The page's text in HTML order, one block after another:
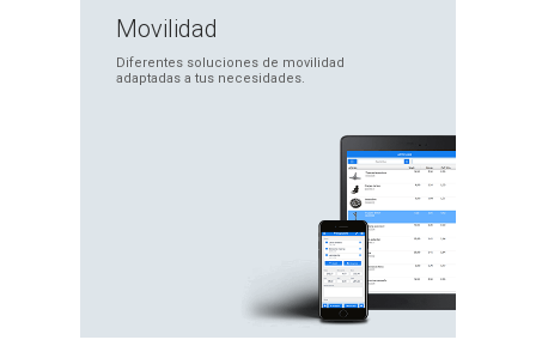
Movilidad
Diferentes soluciones de movilidad
adaptadas a tus necesidades.